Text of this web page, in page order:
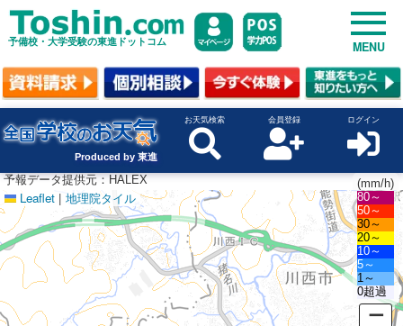
予備校・大学受験の東進ドットコム MENU
Produced by 東進
お天気検索 会員登録 ログイン
Leaflet | 地理院タイル
(mm/h)
80～
50～
30～
20～
10～
5～
1～
0超過
ー
予報データ提供元：HALEX